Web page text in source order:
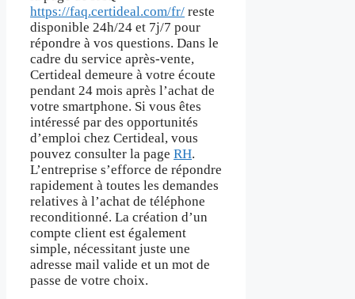
https://faq.certideal.com/fr/ reste
disponible 24h/24 et 7j/7 pour
répondre à vos questions. Dans le
cadre du service après-vente,
Certideal demeure à votre écoute
pendant 24 mois après l’achat de
votre smartphone. Si vous êtes
intéressé par des opportunités
d’emploi chez Certideal, vous
pouvez consulter la page RH.
L’entreprise s’efforce de répondre
rapidement à toutes les demandes
relatives à l’achat de téléphone
reconditionné. La création d’un
compte client est également
simple, nécessitant juste une
adresse mail valide et un mot de
passe de votre choix.